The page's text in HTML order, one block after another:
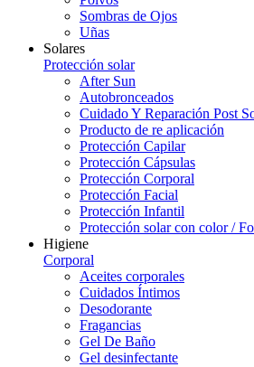
Sombras de Ojos
Uñas
Solares
Protección solar
After Sun
Autobronceados
Cuidado Y Reparación Post
Producto de re aplicación
Protección Capilar
Protección Cápsulas
Protección Corporal
Protección Facial
Protección Infantil
Protección solar con color /
Higiene
Corporal
Aceites corporales
Cuidados Íntimos
Desodorante
Fragancias
Gel De Baño
Gel desinfectante